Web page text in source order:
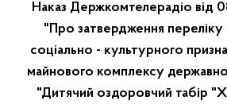
Наказ Держкомтелерадіо від
"Про затвердження
соціально - культурного
майнового комплексу
"Дитячий оздоровчий табір